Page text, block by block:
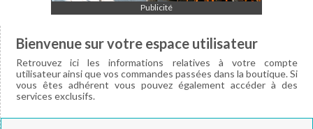
Chronique / Eclairage
Professionnels Référencés
Adresses Utiles
Boutique
Publicité
Bienvenue sur votre espace utilisateur
Retrouvez ici les informations relatives à votre compte
utilisateur ainsi que vos commandes passées dans la boutique. Si
vous êtes adhérent vous pouvez également accéder à des
services exclusifs.